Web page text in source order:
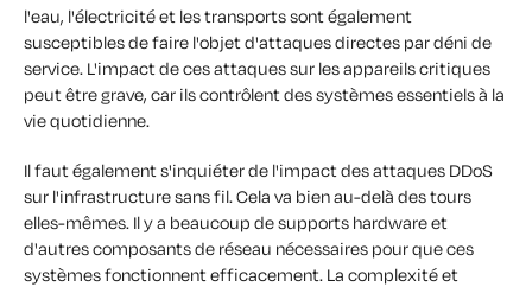
l'eau, l'électricité et les transports sont également
susceptibles de faire l'objet d'attaques directes par déni de
service. L'impact de ces attaques sur les appareils critiques
peut être grave, car ils contrôlent des systèmes essentiels à la
vie quotidienne.
Il faut également s'inquiéter de l'impact des attaques DDoS
sur l'infrastructure sans fil. Cela va bien au-delà des tours
elles-mêmes. Il y a beaucoup de supports hardware et
d'autres composants de réseau nécessaires pour que ces
systèmes fonctionnent efficacement. La complexité et